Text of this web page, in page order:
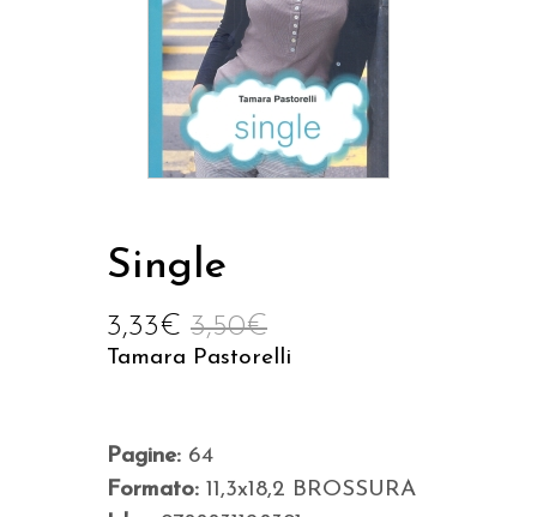
Single
3,50€
3,33€
Tamara Pastorelli
Pagine: 64
Formato: 11,3x18,2 BROSSURA